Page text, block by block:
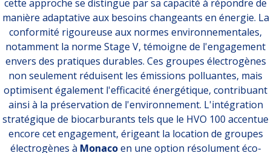
cette approche se distingue par sa capacité à répondre de
manière adaptative aux besoins changeants en énergie. La
conformité rigoureuse aux normes environnementales,
notamment la norme Stage V, témoigne de l'engagement
envers des pratiques durables. Ces groupes électrogènes
non seulement réduisent les émissions polluantes, mais
optimisent également l'efficacité énergétique, contribuant
ainsi à la préservation de l'environnement. L'intégration
stratégique de biocarburants tels que le HVO 100 accentue
encore cet engagement, érigeant la location de groupes
électrogènes à Monacoen une option résolument éco-